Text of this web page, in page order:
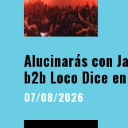
Alucinarás con
b2b Loco Dice
07/08/2026